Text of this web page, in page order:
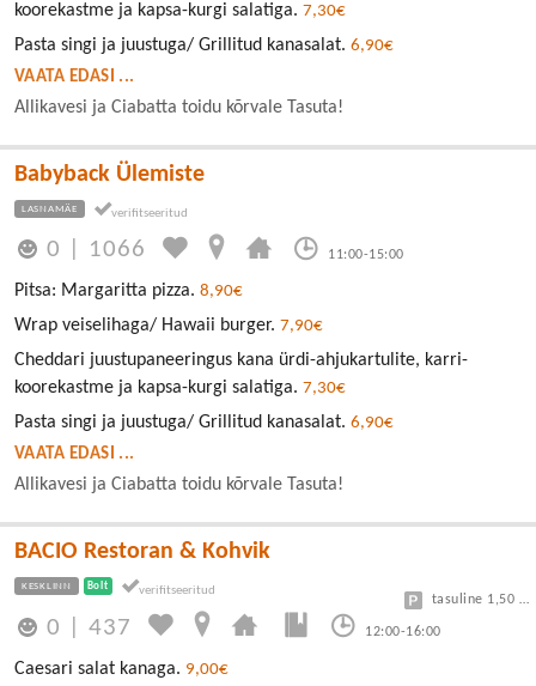
koorekastme ja kapsa-kurgi salatiga. 7,30€
Pasta singi ja juustuga/ Grillitud kanasalat. 6,90€
VAATA EDASI ...
Allikavesi ja Ciabatta toidu kõrvale Tasuta!
Babyback Ülemiste
LASNAMÄE
0 1066 11:00-15:00
Pitsa: Margaritta pizza. 8,90€
Wrap veiselihaga/ Hawaii burger. 7,90€
Cheddari juustupaneeringus kana ürdi-ahjukartulite, karri-
koorekastme ja kapsa-kurgi salatiga. 7,30€
Pasta singi ja juustuga/ Grillitud kanasalat. 6,90€
VAATA EDASI ...
Allikavesi ja Ciabatta toidu kõrvale Tasuta!
BACIO Restoran & Kohvik
KESKLINN Bolt
0 |437 12:00-16:00
tasuline 1,50 eur/h
Caesari salat kanaga. 9,00€